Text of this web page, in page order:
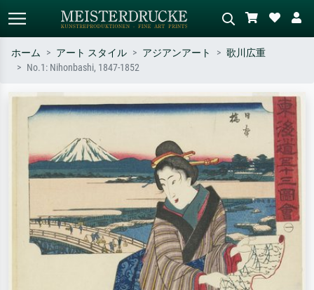
作家名・作品名・スタイルで検索
– 例：モネ、星月夜、印象派、北
シーンを説明してください – 例：
緑の草原、赤の多い抽象画、暗い
油絵、木のそばの立ち姿のヌー
ホーム アート スタイル アジアンアート
歌川広重
No.1: Nihonbashi, 1847-1852